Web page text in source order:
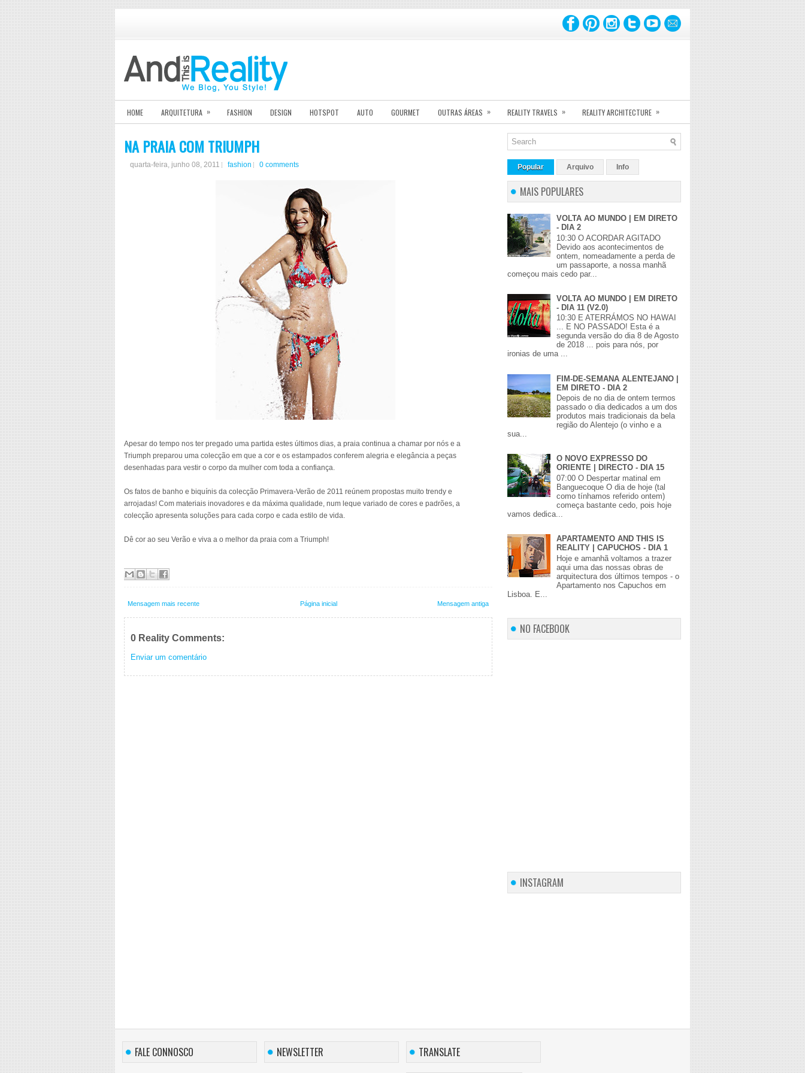
HOME ARQUITETURA » FASHION DESIGN HOTSPOT AUTO GOURMET OUTRAS ÁREAS » REALITY TRAVELS » REALITY ARCHITECTURE »
NA PRAIA COM TRIUMPH
quarta-feira, junho 08, 2011 fashion 0 comments
Apesar do tempo nos ter pregado uma partida estes últimos dias, a praia continua a chamar por nós e a
Triumph preparou uma colecção em que a cor e os estampados conferem alegria e elegância a peças
desenhadas para vestir o corpo da mulher com toda a confiança.
Os fatos de banho e biquínis da colecção Primavera-Verão de 2011 reúnem propostas muito trendy e
arrojadas! Com materiais inovadores e da máxima qualidade, num leque variado de cores e padrões, a
colecção apresenta soluções para cada corpo e cada estilo de vida.
Dê cor ao seu Verão e viva a o melhor da praia com a Triumph!
Mensagem mais recente Mensagem antiga
Página inicial
0 Reality Comments:
Enviar um comentário
Popular Arquivo Info
MAIS POPULARES
VOLTA AO MUNDO | EM DIRETO
- DIA 2
10:30 O ACORDAR AGITADO
Devido aos acontecimentos de
ontem, nomeadamente a perda de
um passaporte, a nossa manhã
começou mais cedo par...
VOLTA AO MUNDO | EM DIRETO
- DIA 11 (V2.0)
10:30 E ATERRÁMOS NO HAWAI
... E NO PASSADO! Esta é a
segunda versão do dia 8 de Agosto
de 2018 ... pois para nós, por
ironias de uma ...
FIM-DE-SEMANA ALENTEJANO |
EM DIRETO - DIA 2
Depois de no dia de ontem termos
passado o dia dedicados a um dos
produtos mais tradicionais da bela
região do Alentejo (o vinho e a
sua...
O NOVO EXPRESSO DO
ORIENTE | DIRECTO - DIA 15
07:00 O Despertar matinal em
Banguecoque O dia de hoje (tal
como tínhamos referido ontem)
começa bastante cedo, pois hoje
vamos dedica...
APARTAMENTO AND THIS IS
REALITY | CAPUCHOS - DIA 1
Hoje e amanhã voltamos a trazer
aqui uma das nossas obras de
arquitectura dos últimos tempos - o
Apartamento nos Capuchos em
Lisboa. E...
NO FACEBOOK
INSTAGRAM
FALE CONNOSCO NEWSLETTER TRANSLATE